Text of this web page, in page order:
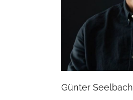
Günter Seelbach